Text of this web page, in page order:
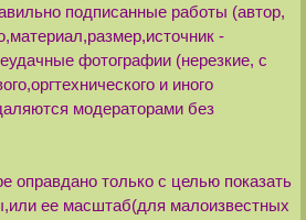
подписанные работы (автор,
-
фотографии (нерезкие, с
и иного
модераторами без
оправдано только с целью показать
ее масштаб(для малоизвестных